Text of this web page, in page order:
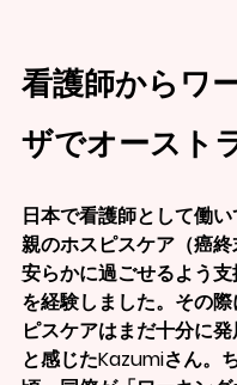
看護師からワ
ザでオースト
日本で看護師として働
親のホスピスケア（癌
安らかに過ごせるよう支
を経験しました。その
ピスケアはまだ十分に
と感じたKazumiさん。